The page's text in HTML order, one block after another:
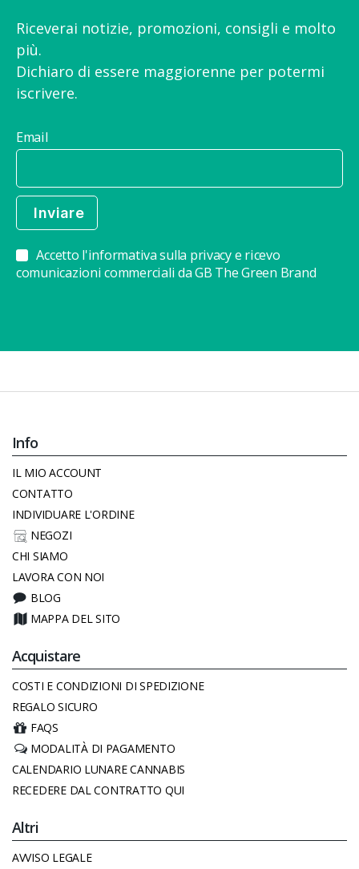
Riceverai notizie, promozioni, consigli e molto
più.
Dichiaro di essere maggiorenne per potermi
iscrivere.
Email
Accetto l'informativa sulla privacy e ricevo
comunicazioni commerciali da GB The Green Brand
Info
IL MIO ACCOUNT
CONTATTO
INDIVIDUARE L'ORDINE
NEGOZI
CHI SIAMO
LAVORA CON NOI
BLOG
MAPPA DEL SITO
Acquistare
COSTI E CONDIZIONI DI SPEDIZIONE
REGALO SICURO
FAQS
MODALITÀ DI PAGAMENTO
CALENDARIO LUNARE CANNABIS
RECEDERE DAL CONTRATTO QUI
Altri
AVVISO LEGALE